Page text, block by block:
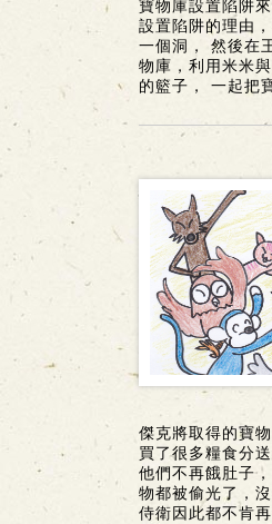
寶物庫設置陷阱
設置陷阱的理由
一個洞， 然後在
物庫，利用米米
的籃子， 一起把
傑克將取得的寶
買了很多糧食分
他們不再餓肚子
物都被偷光了，
侍衛因此都不肯